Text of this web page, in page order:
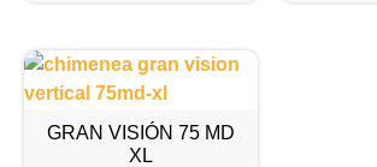
GRAN VISIÓN 75 MD
XL